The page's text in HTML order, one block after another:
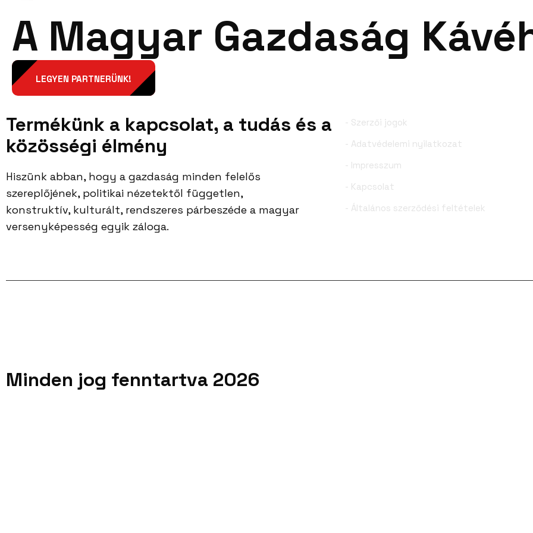
Rólunk Szervezetünk Események Szolgáltatásaink
A Magyar Gazdaság
LEGYEN PARTNERÜNK!
Termékünk a kapcsolat, a tudás és a
közösségi élmény
Hiszünk abban, hogy a gazdaság minden felelős
szereplőjének, politikai nézetektől független,
konstruktív, kulturált, rendszeres párbeszéde a magyar
versenyképesség egyik záloga.
- Szerzői jogok
- Adatvédelemi nyilatkozat
- Impresszum
- Kapcsolat
- Általános szerződési feltételek
Minden jog fenntartva 2026